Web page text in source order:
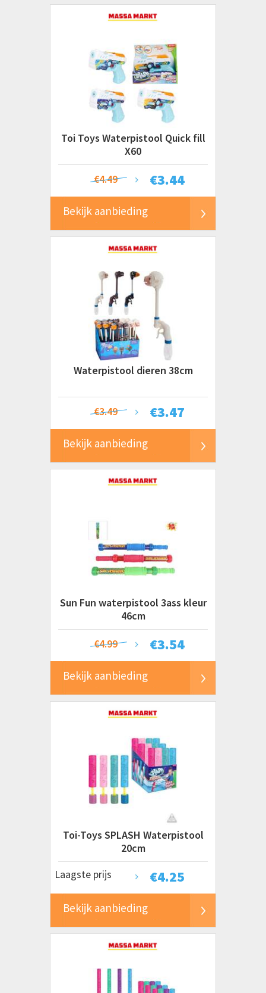
Toi Toys Waterpistool Quick fill
X60
€3.44
€4.49
Bekijk aanbieding
Waterpistool dieren 38cm
€3.47
€3.49
Bekijk aanbieding
Sun Fun waterpistool 3ass kleur
46cm
€3.54
€4.99
Bekijk aanbieding
Toi-Toys SPLASH Waterpistool
20cm
€4.25
Laagste prijs
Bekijk aanbieding